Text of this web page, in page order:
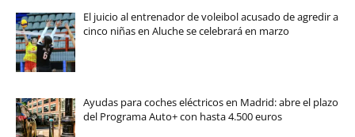
El juicio al entrenador de voleibol acusado de agredir a
cinco niñas en Aluche se celebrará en marzo
Ayudas para coches eléctricos en Madrid: abre el plazo
del Programa Auto+ con hasta 4.500 euros